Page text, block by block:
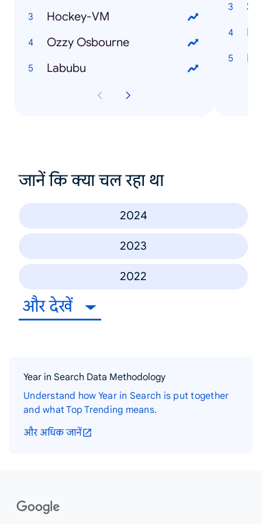
Hockey-VM
Ozzy Osbourne
Labubu
जानें कि क्या चल रहा था
2024
2023
2022
और देखें
Year in Search Data Methodology
Understand how Year in Search is put together
and what Top Trending means.
और अधिक जानें